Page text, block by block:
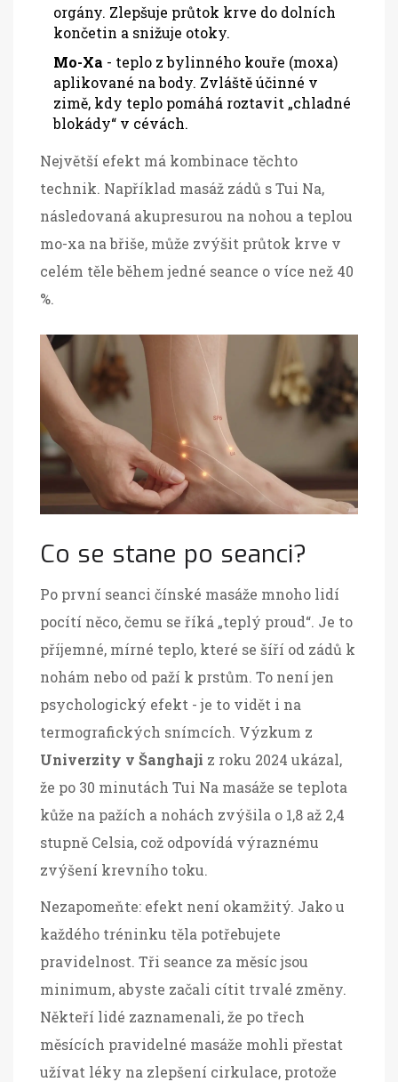
orgány. Zlepšuje průtok krve do dolních
končetin a snižuje otoky.
Mo-Xa - teplo z bylinného kouře (moxa)
aplikované na body. Zvláště účinné v
zimě, kdy teplo pomáhá roztavit „chladné
blokády“ v cévách.
Největší efekt má kombinace těchto
technik. Například masáž zádů s Tui Na,
následovaná akupresurou na nohou a teplou
mo-xa na břiše, může zvýšit průtok krve v
celém těle během jedné seance o více než 40
%.
Co se stane po seanci?
Po první seanci čínské masáže mnoho lidí
pocítí něco, čemu se říká „teplý proud“. Je to
příjemné, mírné teplo, které se šíří od zádů k
nohám nebo od paží k prstům. To není jen
psychologický efekt - je to vidět i na
termografických snímcích. Výzkum z
Univerzity v Šanghaji z roku 2024 ukázal,
že po 30 minutách Tui Na masáže se teplota
kůže na pažích a nohách zvýšila o 1,8 až 2,4
stupně Celsia, což odpovídá výraznému
zvýšení krevního toku.
Nezapomeňte: efekt není okamžitý. Jako u
každého tréninku těla potřebujete
pravidelnost. Tři seance za měsíc jsou
minimum, abyste začali cítit trvalé změny.
Někteří lidé zaznamenali, že po třech
měsících pravidelné masáže mohli přestat
užívat léky na zlepšení cirkulace, protože